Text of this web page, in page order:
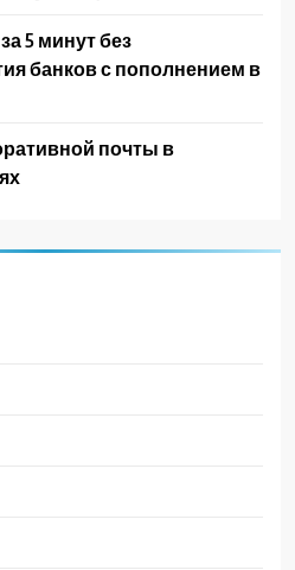
5 минут без
банков с пополнением в
почты в